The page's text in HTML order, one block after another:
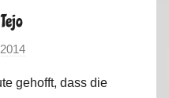
n
gehofft, dass die